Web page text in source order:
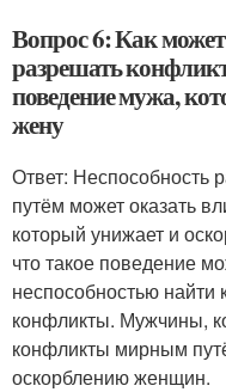
Вопрос 6: Как
разрешать
поведение мужа,
жену
Ответ: Неспособность
путём может оказать
который унижает и
что такое поведение
неспособностью
конфликты. Мужчины,
конфликты мирным
оскорблению женщин.